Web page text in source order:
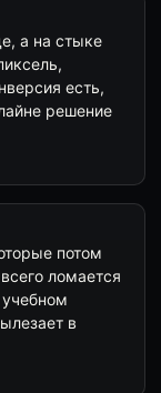
а на стыке
есть,
решение
потом
ломается
в